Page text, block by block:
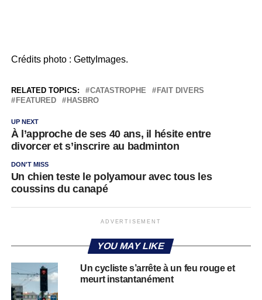
Crédits photo : GettyImages.
RELATED TOPICS: CATASTROPHE
FAIT DIVERS
FEATURED
HASBRO
UP NEXT
À l’approche de ses 40 ans, il hésite entre
divorcer et s’inscrire au badminton
DON'T MISS
Un chien teste le polyamour avec tous les
coussins du canapé
ADVERTISEMENT
YOU MAY LIKE
Un cycliste s’arrête à un feu rouge et
meurt instantanément